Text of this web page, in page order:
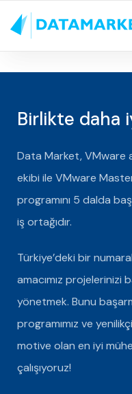
Birlikte daha
Data Market, VMware
ekibi ile VMware
programını 5 dalda
iş ortağıdır.
Türkiye’deki bir
amacımız projelerinizi
yönetmek. Bunu
programımız ve
motive olan en iyi
çalışıyoruz!